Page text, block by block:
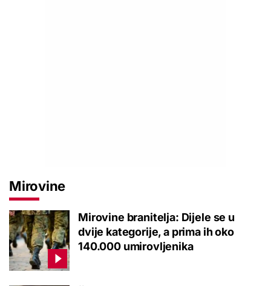
Mirovine
Mirovine branitelja: Dijele se u
dvije kategorije, a prima ih oko
140.000 umirovljenika